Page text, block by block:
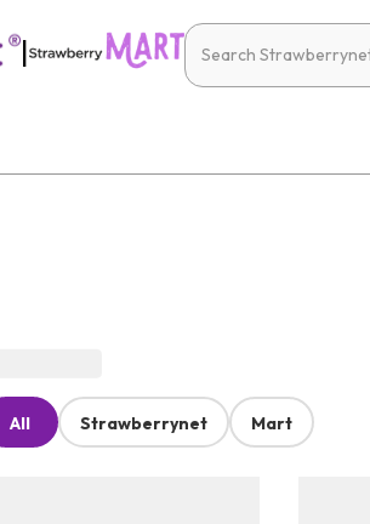
|
All Strawberrynet Mart